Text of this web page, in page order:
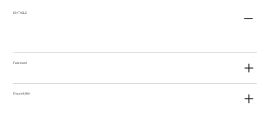
EM TABLE
Fabricant
Disponibilité